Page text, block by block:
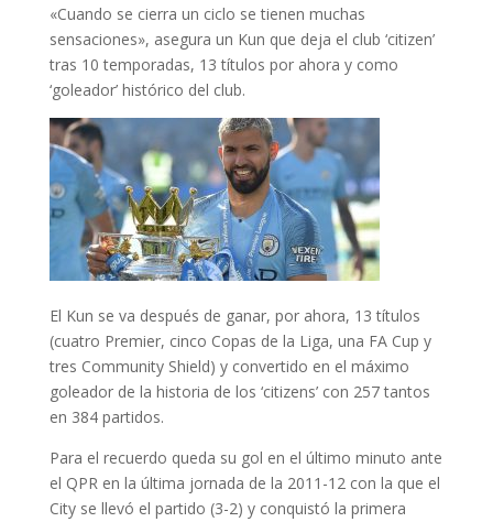
«Cuando se cierra un ciclo se tienen muchas
sensaciones», asegura un Kun que deja el club ‘citizen’
tras 10 temporadas, 13 títulos por ahora y como
‘goleador’ histórico del club.
El Kun se va después de ganar, por ahora, 13 títulos
(cuatro Premier, cinco Copas de la Liga, una FA Cup y
tres Community Shield) y convertido en el máximo
goleador de la historia de los ‘citizens’ con 257 tantos
en 384 partidos.
Para el recuerdo queda su gol en el último minuto ante
el QPR en la última jornada de la 2011-12 con la que el
City se llevó el partido (3-2) y conquistó la primera